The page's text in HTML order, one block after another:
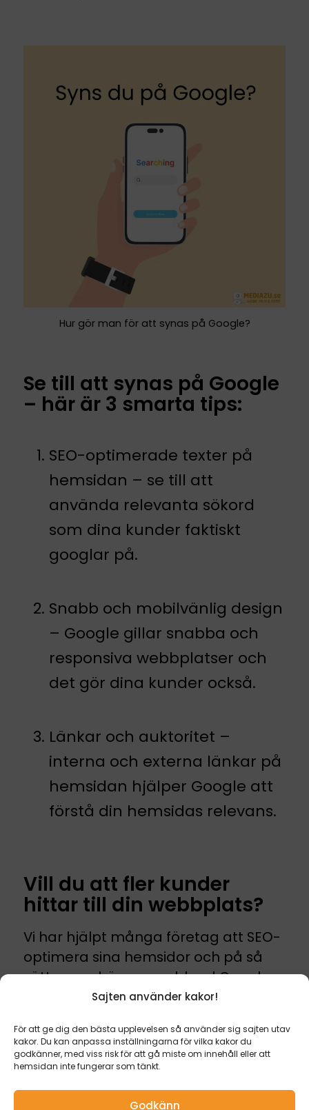
Sajten använder kakor!
För att ge dig den bästa upplevelsen så använder sig sajten utav
kakor. Du kan anpassa inställningarna för vilka kakor du
godkänner, med viss risk för att gå miste om innehåll eller att
hemsidan inte fungerar som tänkt.
Godkänn
Hur gör man för att synas på Google?
Se till att synas på Google
– här är 3 smarta tips:
SEO-optimerade texter på
hemsidan – se till att
använda relevanta sökord
som dina kunder faktiskt
googlar på.
Snabb och mobilvänlig design
– Google gillar snabba och
responsiva webbplatser och
det gör dina kunder också.
Länkar och auktoritet –
interna och externa länkar på
hemsidan hjälper Google att
förstå din hemsidas relevans.
Vill du att fler kunder
hittar till din webbplats?
Vi har hjälpt många företag att SEO-
optimera sina hemsidor och på så
sätt synas högre upp bland Googles
sökresultat.
Vill du också synas på Google?Då är
du varmt välkommen att höra av dig
till oss på MEDIA2U. Vi är en webbyrå
som utgår från Visby på Gotland
E-post
john@media2u.se
0760-16 66 00